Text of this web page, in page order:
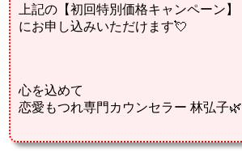
上記の【初回特別価格キャンペーン】
にお申し込みいただけます💘
心を込めて
恋愛もつれ専門カウンセラー 林弘子🌿